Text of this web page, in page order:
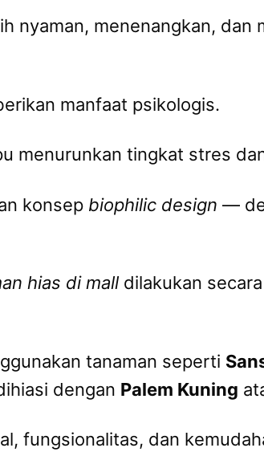
nyaman, menenangkan,
manfaat psikologis.
menurunkan tingkat stres
konsep biophilic design —
hias di malldilakukan
tanaman seperti
dengan Palem Kuning
fungsionalitas, dan